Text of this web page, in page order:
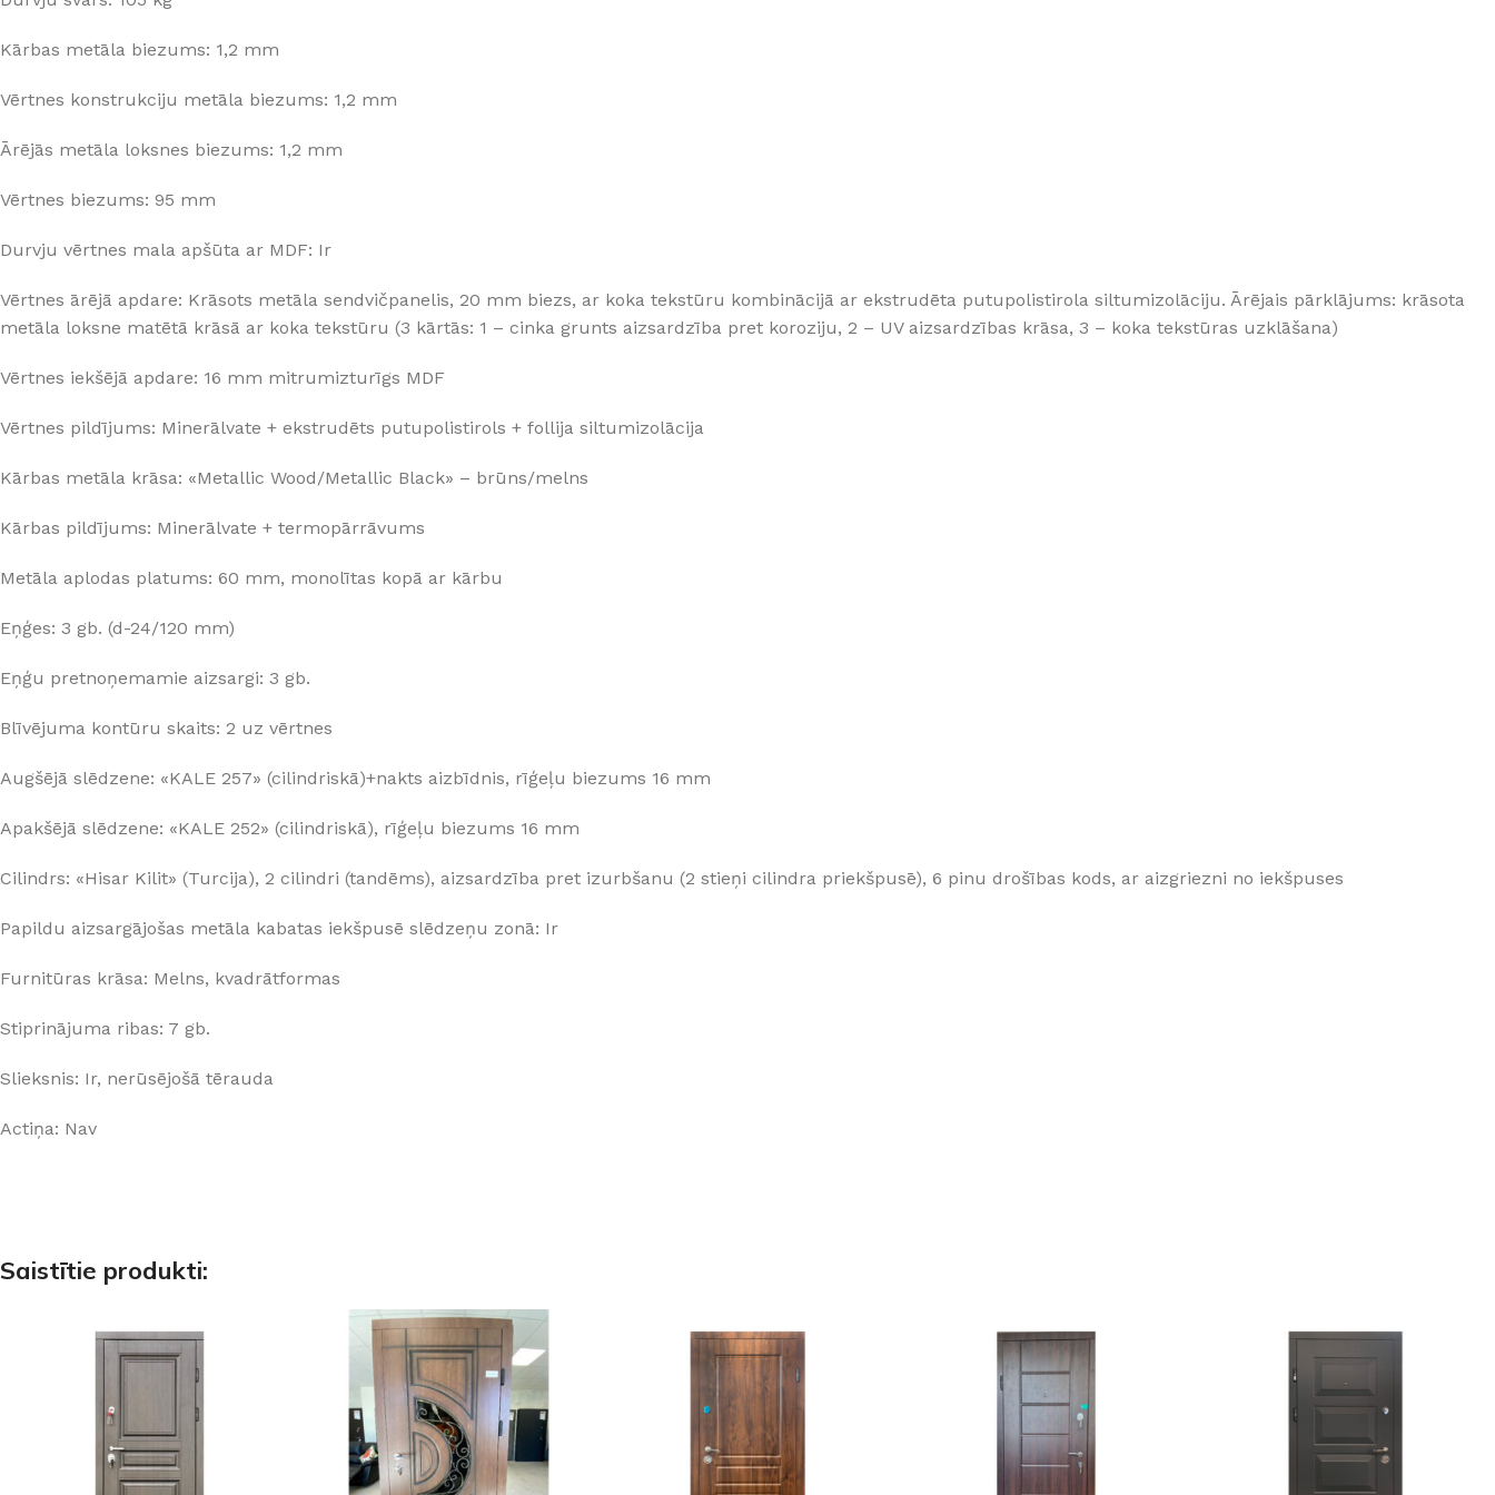
Kārbas metāla biezums: 1,2 mm
Vērtnes konstrukciju metāla biezums: 1,2 mm
Ārējās metāla loksnes biezums: 1,2 mm
Vērtnes biezums: 95 mm
Durvju vērtnes mala apšūta ar MDF: Ir
Vērtnes ārējā apdare: Krāsots metāla sendvičpanelis, 20 mm biezs, ar koka tekstūru kombinācijā ar ekstrudēta putupolistirola siltumizolāciju. Ārējais pārklājums: krāsota
metāla loksne matētā krāsā ar koka tekstūru (3 kārtās: 1 – cinka grunts aizsardzība pret koroziju, 2 – UV aizsardzības krāsa, 3 – koka tekstūras uzklāšana)
Vērtnes iekšējā apdare: 16 mm mitrumizturīgs MDF
Vērtnes pildījums: Minerālvate + ekstrudēts putupolistirols + follija siltumizolācija
Kārbas metāla krāsa: «Metallic Wood/Metallic Black» – brūns/melns
Kārbas pildījums: Minerālvate + termopārrāvums
Metāla aplodas platums: 60 mm, monolītas kopā ar kārbu
Eņģes: 3 gb. (d-24/120 mm)
Eņģu pretnoņemamie aizsargi: 3 gb.
Blīvējuma kontūru skaits: 2 uz vērtnes
Augšējā slēdzene: «KALE 257» (cilindriskā)+nakts aizbīdnis, rīģeļu biezums 16 mm
Apakšējā slēdzene: «KALE 252» (cilindriskā), rīģeļu biezums 16 mm
Cilindrs: «Hisar Kilit» (Turcija), 2 cilindri (tandēms), aizsardzība pret izurbšanu (2 stieņi cilindra priekšpusē), 6 pinu drošības kods, ar aizgriezni no iekšpuses
Papildu aizsargājošas metāla kabatas iekšpusē slēdzeņu zonā: Ir
Furnitūras krāsa: Melns, kvadrātformas
Stiprinājuma ribas: 7 gb.
Slieksnis: Ir, nerūsējošā tērauda
Actiņa: Nav
Saistītie produkti: